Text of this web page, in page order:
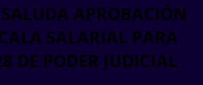
APROBACIÓN
SALARIAL PARA
DE PODER JUDICIAL